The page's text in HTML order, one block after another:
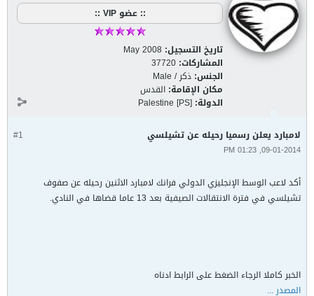
:: عضو VIP ::
تاريخ التسجيل: May 2008
المشاركات: 37720
الجنس: ذكر / Male
مكان الإقامة: القدس
الدولة: Palestine [PS]
#1 لامبارد يعلن رسميا رحيله عن تشيلسي
09-01-2014, 01:23 PM
أكد لاعب الوسط الإنجليزي الدولي فرانك لامبارد الاثنين رحيله عن صفوف
تشيلسي في فترة الانتقالات الصيفية بعد 13 عاما قضاها في النادي.
الخبر كاملا الرجاء الضغط على الرابط ادناه
المصدر ...